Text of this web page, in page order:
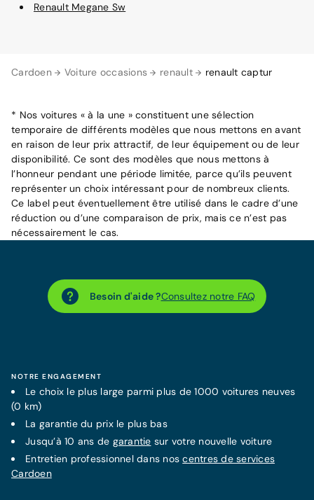
Cardoen Voiture occasions renault renault captur
Renault Megane Sw
* Nos voitures « à la une » constituent une sélection
temporaire de différents modèles que nous mettons en avant
en raison de leur prix attractif, de leur équipement ou de leur
disponibilité. Ce sont des modèles que nous mettons à
l’honneur pendant une période limitée, parce qu’ils peuvent
représenter un choix intéressant pour de nombreux clients.
Ce label peut éventuellement être utilisé dans le cadre d’une
réduction ou d’une comparaison de prix, mais ce n’est pas
nécessairement le cas.
Besoin d'aide ?Consultez notre FAQ
NOTRE ENGAGEMENT
Le choix le plus large parmi plus de 1000 voitures neuves
(0 km)
La garantiedu prix le plus bas
Jusqu’à 10 ans de garantie sur votre nouvelle voiture
Entretien professionnel dans noscentres de services
Cardoen